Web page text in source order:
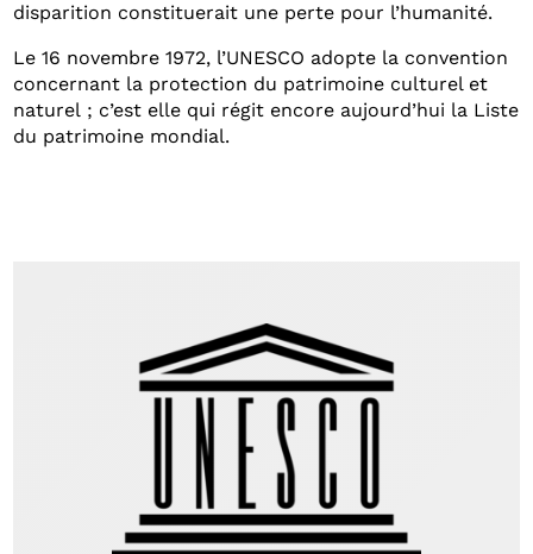
disparition constituerait une perte pour l’humanité.
Le 16 novembre 1972, l’UNESCO adopte la convention
concernant la protection du patrimoine culturel et
naturel ; c’est elle qui régit encore aujourd’hui la Liste
du patrimoine mondial.